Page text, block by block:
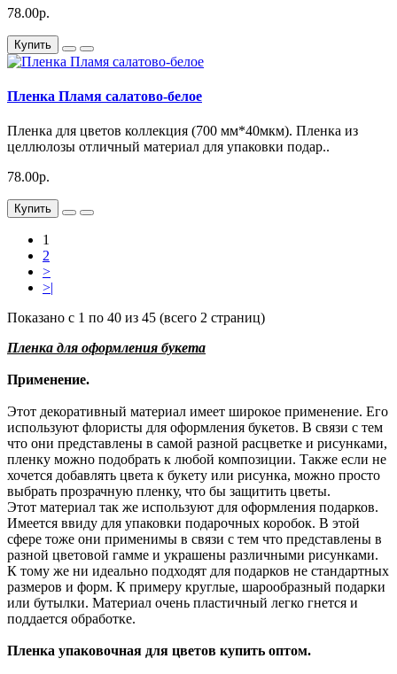
78.00р.
Купить
Пленка Пламя салатово-белое
Пленка для цветов коллекция (700 мм*40мкм). Пленка из
целлюлозы отличный материал для упаковки подар..
78.00р.
Купить
1
2
>
>|
Показано с 1 по 40 из 45 (всего 2 страниц)
Пленка для оформления букета
Применение.
Этот декоративный материал имеет широкое применение. Его
используют флористы для оформления букетов. В связи с тем
что они представлены в самой разной расцветке и рисунками,
пленку можно подобрать к любой композиции. Также если не
хочется добавлять цвета к букету или рисунка, можно просто
выбрать прозрачную пленку, что бы защитить цветы.
Этот материал так же используют для оформления подарков.
Имеется ввиду для упаковки подарочных коробок. В этой
сфере тоже они применимы в связи с тем что представлены в
разной цветовой гамме и украшены различными рисунками.
К тому же ни идеально подходят для подарков не стандартных
размеров и форм. К примеру круглые, шарообразный подарки
или бутылки. Материал очень пластичный легко гнется и
поддается обработке.
Пленка упаковочная для цветов купить оптом.